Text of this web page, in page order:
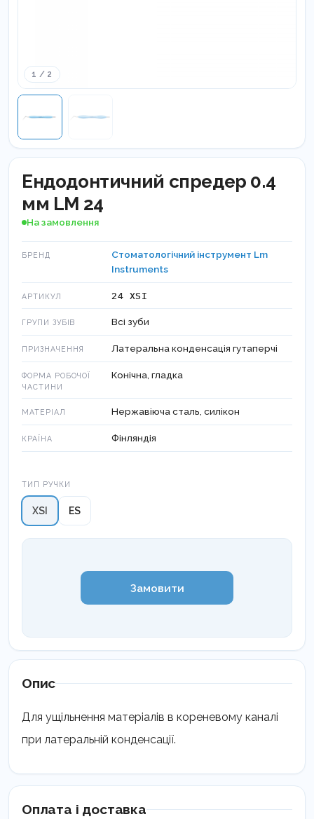
1 / 2
Ендодонтичний спредер 0.4
мм LM 24
На замовлення
БРЕНД
Стоматологічний інструмент Lm
Instruments
АРТИКУЛ 24 XSI
ГРУПИ ЗУБІВ Всі зуби
ПРИЗНАЧЕННЯ Латеральна конденсація гутаперчі
ФОРМА РОБОЧОЇ
ЧАСТИНИ
Конічна, гладка
МАТЕРІАЛ Нержавіюча сталь, силікон
КРАЇНА Фінляндія
ТИП РУЧКИ
XSI ES
Замовити
Опис
Для ущільнення матеріалів в кореневому каналі
при латеральній конденсації.
Оплата і доставка